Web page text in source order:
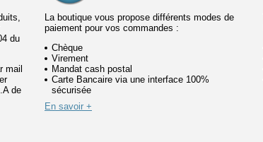
du
mail
de
La boutique vous propose différents modes de
paiement pour vos commandes :
Chèque
Virement
Mandat cash postal
Carte Bancaire via une interface 100%
sécurisée
En savoir +